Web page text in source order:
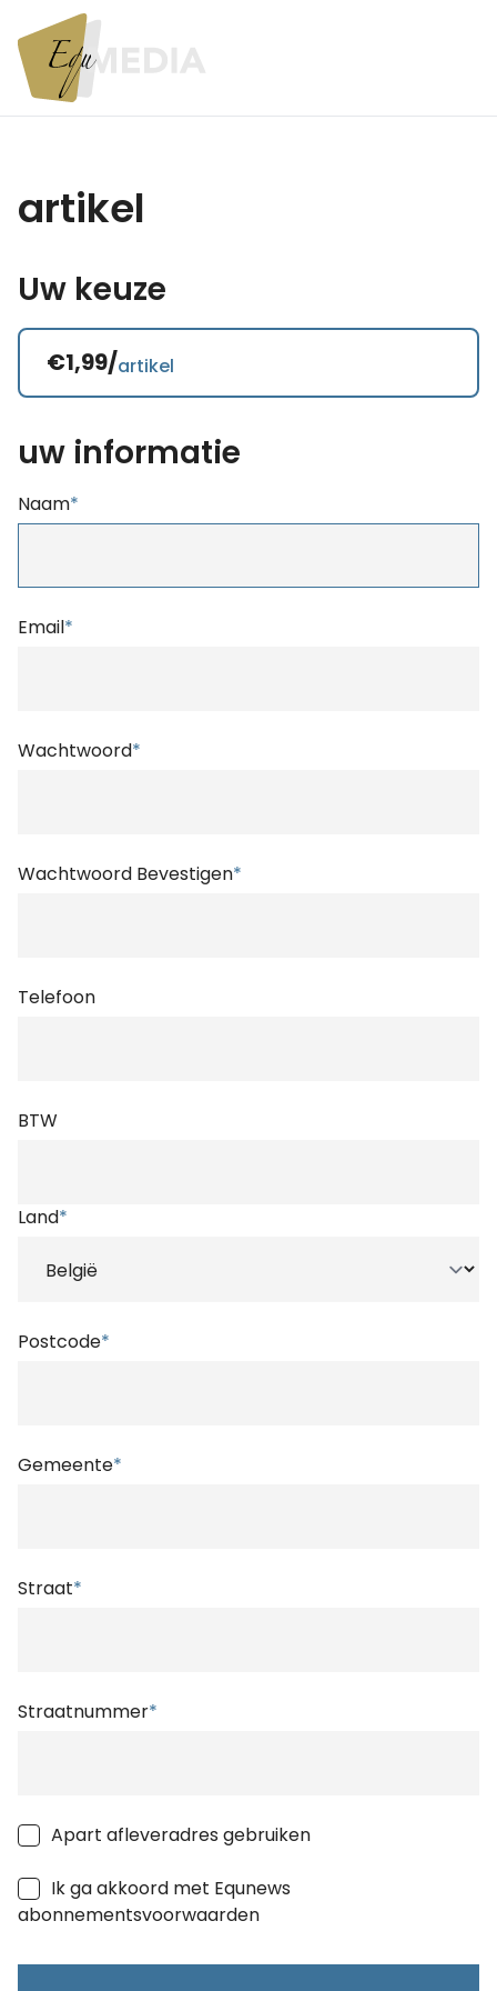
artikel
Uw keuze
€1,99/artikel
uw informatie
Naam*
Email*
Wachtwoord*
Wachtwoord Bevestigen*
Telefoon
BTW
Land*
Postcode*
Gemeente*
Straat*
Straatnummer*
Apart afleveradres gebruiken
Ik ga akkoord met Equnews
abonnementsvoorwaarden